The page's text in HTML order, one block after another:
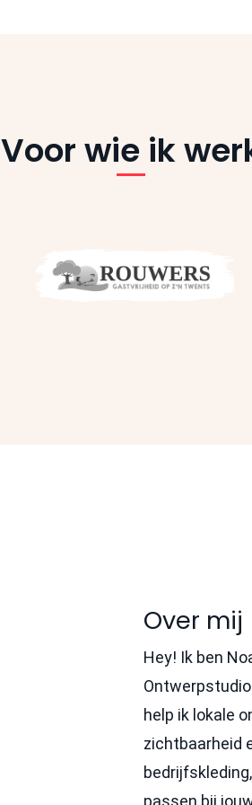
Voor wie ik
Over mij
Hey! Ik ben
help ik lokale
zichtbaarheid
passen bij